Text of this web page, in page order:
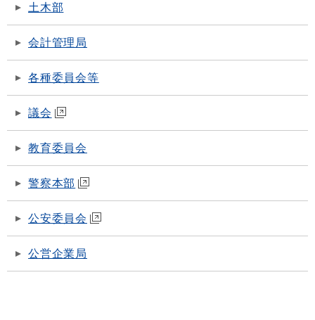
土木部
会計管理局
各種委員会等
議会
教育委員会
警察本部
公安委員会
公営企業局